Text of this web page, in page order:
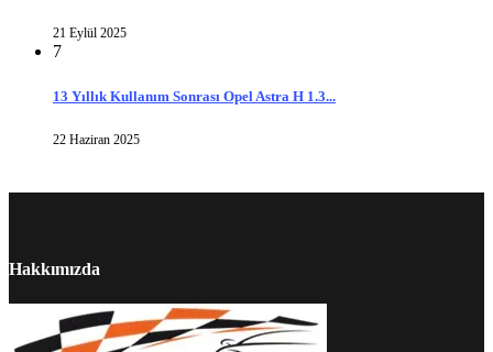
21 Eylül 2025
7
13 Yıllık Kullanım Sonrası Opel Astra H 1.3...
22 Haziran 2025
Hakkımızda